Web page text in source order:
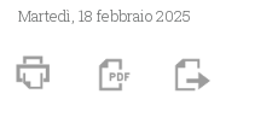
Martedì, 18 febbraio 2025